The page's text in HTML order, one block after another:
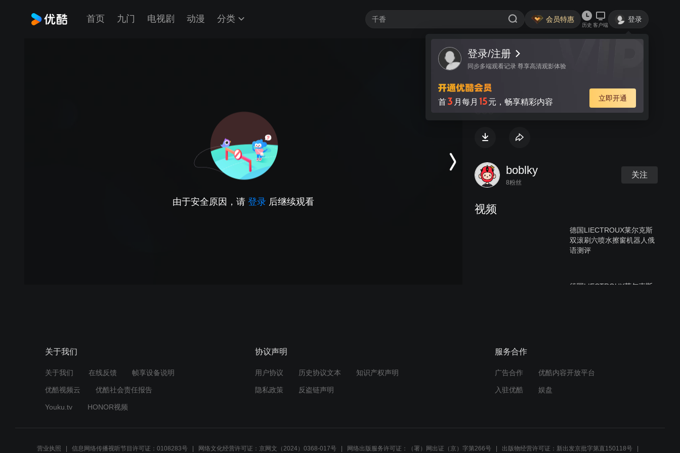
首页 九门 电视剧 动漫 分类 会员特惠
历史 客户端
登录
登录/注册
同步多端观看记录 尊享高清观影体验
首3 月每月 15元，畅享精彩内容 立即开通
由于安全原因，请 登录 后继续观看
视频 讨论
Lilin Robot Vacuum Cleaner LL-
309
boblky
8粉丝
关注
视频
德国LIECTROUX莱尔克斯
双滚刷六喷水擦窗机器人俄
语测评
德国LIECTROUX莱尔克斯
关于我们
关于我们 在线反馈 帧享设备说明
优酷视频云 优酷社会责任报告
Youku.tv HONOR视频
协议声明
用户协议 历史协议文本 知识产权声明
隐私政策 反盗链声明
服务合作
广告合作 优酷内容开放平台
入驻优酷 娱盘
营业执照 信息网络传播视听节目许可证：0108283号 网络文化经营许可证：京网文（2024）0368-017号 网络出版服务许可证：（署）网出证（京）字第266号 出版物经营许可证：新出发京批字第直150118号